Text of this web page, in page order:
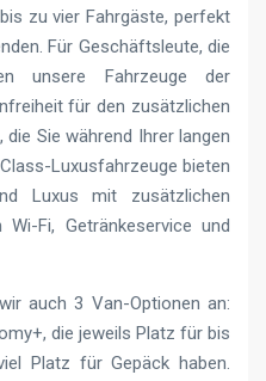
zu vier Fahrgäste, perfekt
Für Geschäftsleute, die
unsere Fahrzeuge der
für den zusätzlichen
Sie während Ihrer langen
Luxusfahrzeuge bieten
Luxus mit zusätzlichen
Fi, Getränkeservice und
auch 3 Van-Optionen an:
die jeweils Platz für bis
Platz für Gepäck haben.